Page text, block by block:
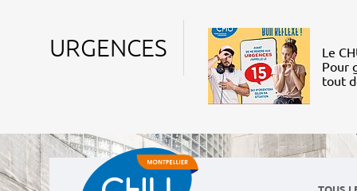
URGENCES
Le
Pour
tout